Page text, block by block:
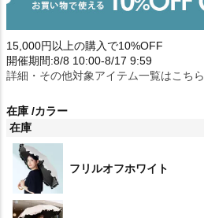
15,000円以上の購入で10%OFF
開催期間:8/8 10:00-8/17 9:59
詳細・その他対象アイテム一覧はこちら
在庫 カラー
在庫
フリルオフホワイト